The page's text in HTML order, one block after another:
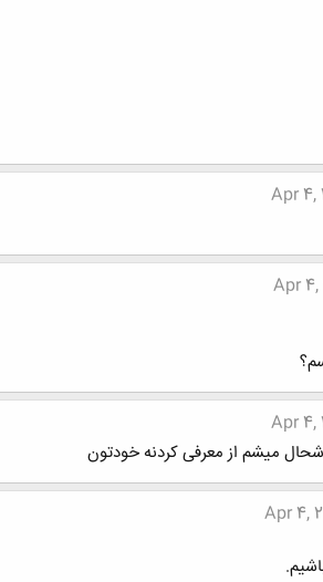
Apr 4,
Apr 4,
Apr 4,
میشم از معرفی کردنه خودتون
Apr 4,